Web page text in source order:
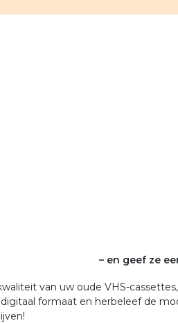
– en geef ze
van uw oude VHS-
formaat en herbeleef de